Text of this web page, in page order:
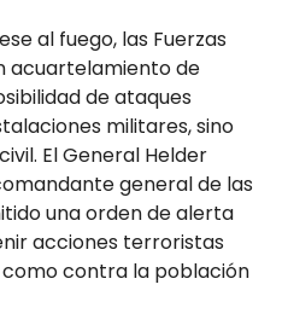
al fuego, las Fuerzas
acuartelamiento de
de ataques
militares, sino
El General Helder
general de las
una orden de alerta
acciones terroristas
contra la población